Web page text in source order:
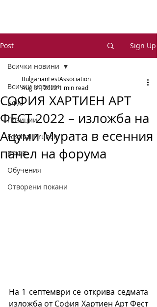
Post Sign Up
Всички новини
БФА
Позиции
Festival Brunch
ЕФФЕ
Обучения
Отворени покани
Всички новини
СОФИЯ ХАРТИЕН АРТ
ФЕСТ 2022 – изложба на
Ацуми Мурата в есенния
панел на форума
BulgarianFestAssociation
Aug 31, 2022 1 min read
На 1 септември се открива седмата
изложба от София Хартиен Арт Фест